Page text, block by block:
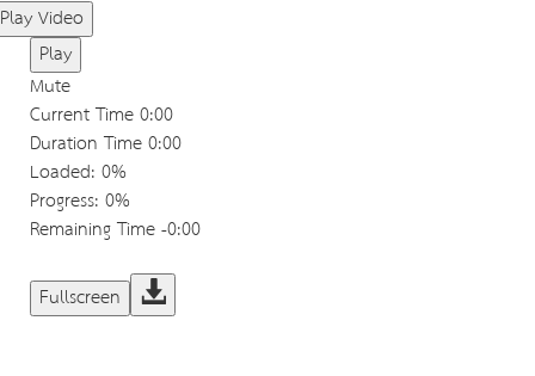
Play Video
Play
Mute
Current Time0:00
Duration Time0:00
Loaded: 0%
Progress: 0%
Remaining Time-0:00
Fullscreen